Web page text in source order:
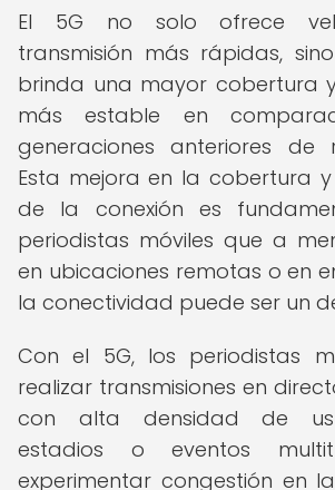
El 5G no solo ofrece
transmisión más rápidas,
brinda una mayor cobertura
más estable en
generaciones anteriores de
Esta mejora en la cobertura
de la conexión es
periodistas móviles que a
en ubicaciones remotas o en
la conectividad puede ser un
Con el 5G, los periodistas
realizar transmisiones en
con alta densidad de
estadios o eventos
experimentar congestión en